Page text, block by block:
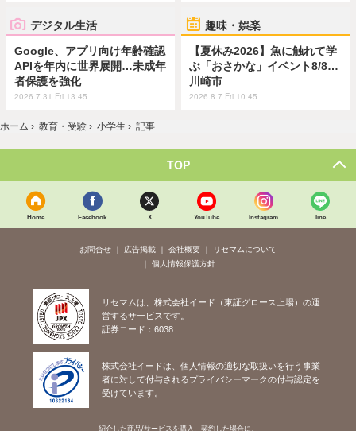
デジタル生活
Google、アプリ向け年齢確認
APIを年内に世界展開…未成年
者保護を強化
2026.7.31 Fri 13:45
趣味・娯楽
【夏休み2026】魚に触れて学
ぶ「おさかな」イベント8/8…
川崎市
2026.8.7 Fri 10:45
ホーム › 教育・受験 › 小学生 › 記事
TOP
Home Facebook X YouTube Instagram line
お問合せ 広告掲載 会社概要
リセマムについて
個人情報保護方針
リセマムは、株式会社イード（東証グロース上場）の運
営するサービスです。
証券コード：6038
株式会社イードは、個人情報の適切な取扱いを行う事業
者に対して付与されるプライバシーマークの付与認定を
受けています。
紹介した商品/サービスを購入、契約した場合に、